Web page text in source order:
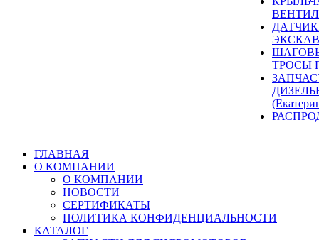
ТРОСЫ
ГЛАВНАЯ
О КОМПАНИИ
О КОМПАНИИ
НОВОСТИ
СЕРТИФИКАТЫ
ПОЛИТИКА КОНФИДЕНЦИАЛЬНОСТИ
КАТАЛОГ